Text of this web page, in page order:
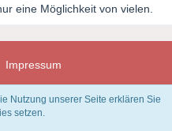
eine Möglichkeit von vielen.
Impressum
Suite™ 3.1.29
Nutzung unserer Seite erklären Sie
setzen.